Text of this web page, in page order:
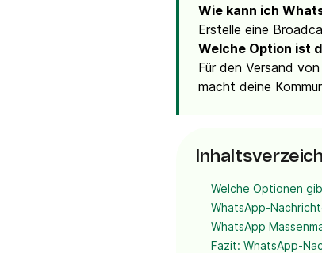
Wie kann ich
Erstelle eine
Welche Option ist
Für den Versand
macht deine
Welche Optionen
WhatsApp-
WhatsApp
Fazit: WhatsApp-